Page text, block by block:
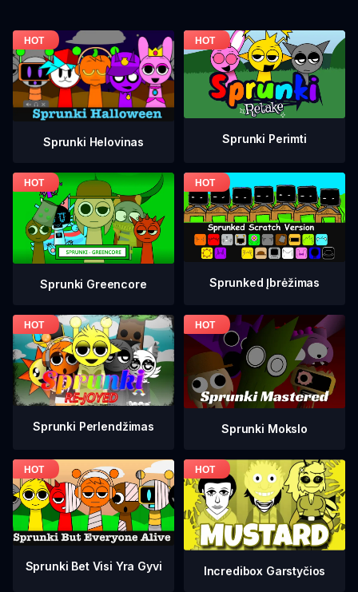
Sprunki Helovinas Sprunki Perimti
Sprunki Greencore Sprunked Įbrėžimas
Sprunki Perlendžimas Sprunki Mokslo
Sprunki Bet Visi Yra Gyvi Incredibox Garstyčios